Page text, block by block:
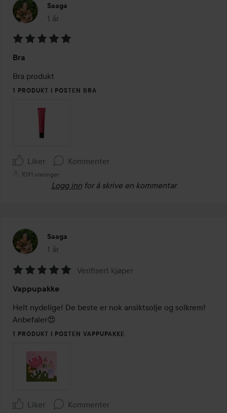
Saaga
1 år
Innlegget ble opprettet 1 år
5
av
5
Bra
Bra produkt
1 PRODUKT I POSTEN BRA
Liker Kommenter
1091 visninger
Logg inn for å skrive en kommentar
Saaga
1 år
Innlegget ble opprettet 1 år
5
av
5
Verifisert kjøper
Vappupakke
Helt nydelige! De beste er nok ansiktsolje og solkrem!
Anbefaler😍
1 PRODUKT I POSTEN VAPPUPAKKE
Liker Kommenter